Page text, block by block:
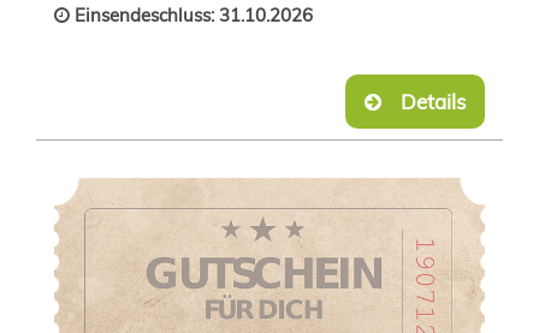
Einsendeschluss: 31.10.2026
Details